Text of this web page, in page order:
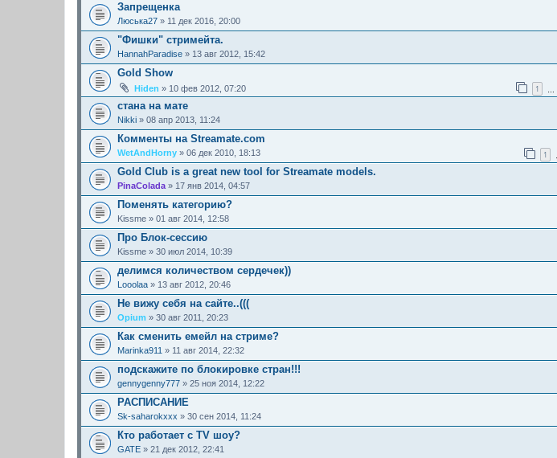
Запрещенка
Люська27 » 11 дек 2016, 20:00
"Фишки" стримейта.
HannahParadise » 13 авг 2012, 15:42
Gold Show
Hiden » 10 фев 2012, 07:20 1
стана на мате
Nikki » 08 апр 2013, 11:24
Комменты на Streamate.com
WetAndHorny » 06 дек 2010, 18:13 1
Gold Club is a great new tool for Streamate models.
PinaColada » 17 янв 2014, 04:57
Поменять категорию?
Kissme » 01 авг 2014, 12:58
Про Блок-сессию
Kissme » 30 июл 2014, 10:39
делимся количеством сердечек))
Looolaa » 13 авг 2012, 20:46
Не вижу себя на сайте..(((
Opium » 30 авг 2011, 20:23
Как сменить емейл на стриме?
Marinka911 » 11 авг 2014, 22:32
подскажите по блокировке стран!!!
gennygenny777 » 25 ноя 2014, 12:22
РАСПИСАНИЕ
Sk-saharokxxx » 30 сен 2014, 11:24
Кто работает с TV шоу?
GATE » 21 дек 2012, 22:41